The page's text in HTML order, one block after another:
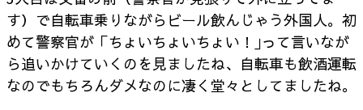
す）で自転車乗りながらビール飲んじゃう外国人。初
めて警察官が「ちょいちょいちょい！｣って言いなが
ら追いかけていくのを見ましたね、自転車も飲酒運転
なのでもちろんダメなのに凄く堂々としてましたね。